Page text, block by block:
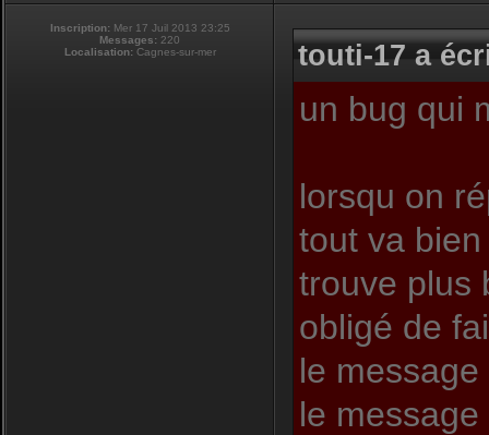
Inscription: Mer 17 Juil 2013 23:25
Messages: 220
Localisation:Cagnes-sur-mer touti-17 a
un bug qui
lorsqu on
tout va
trouve plus
obligé de
le
le message